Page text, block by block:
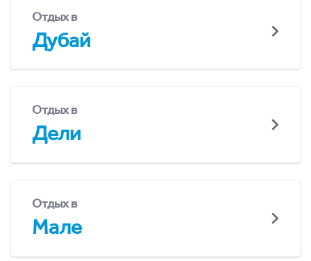
Отдых в
Дубай
Отдых в
Дели
Отдых в
Мале